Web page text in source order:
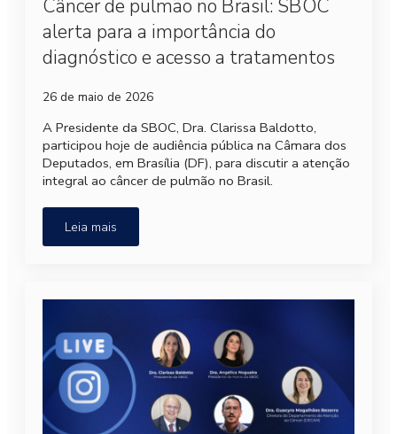
Câncer de pulmão no Brasil: SBOC
alerta para a importância do
diagnóstico e acesso a tratamentos
26 de maio de 2026
A Presidente da SBOC, Dra. Clarissa Baldotto,
participou hoje de audiência pública na Câmara dos
Deputados, em Brasília (DF), para discutir a atenção
integral ao câncer de pulmão no Brasil.
Leia mais